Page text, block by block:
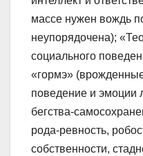
массе нужен вождь
неупорядочена);
социального
«гормэ»
поведение и эмоции
бегства-
рода-ревность,
собственности,